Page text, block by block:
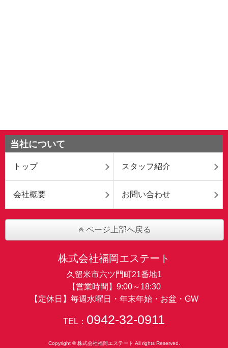
当社について
トップ スタッフ紹介
会社概要 お問い合わせ
ページ上部へ戻る
株式会社福岡エステート
久留米市六ツ門町21番地1
【営業時間】9:00～18:30
【定休日】毎週水曜日・年末年始・お盆・GW
TEL： 0942-32-0911
Copyright © 株式会社福岡エステート All rights Reserved.